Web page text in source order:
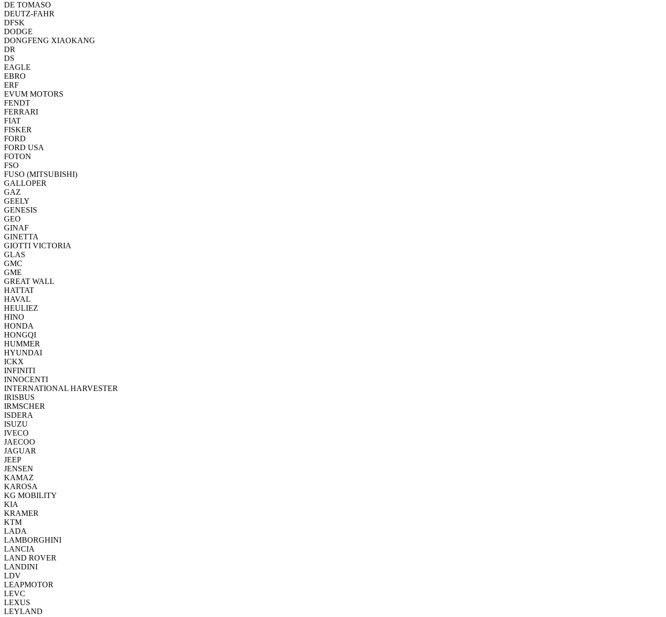
DE TOMASO
DEUTZ-FAHR
DFSK
DODGE
DONGFENG XIAOKANG
DR
DS
EAGLE
EBRO
ERF
EVUM MOTORS
FENDT
FERRARI
FIAT
FISKER
FORD
FORD USA
FOTON
FSO
FUSO (MITSUBISHI)
GALLOPER
GAZ
GEELY
GENESIS
GEO
GINAF
GINETTA
GIOTTI VICTORIA
GLAS
GMC
GME
GREAT WALL
HATTAT
HAVAL
HEULIEZ
HINO
HONDA
HONGQI
HUMMER
HYUNDAI
ICKX
INFINITI
INNOCENTI
INTERNATIONAL HARVESTER
IRISBUS
IRMSCHER
ISDERA
ISUZU
IVECO
JAECOO
JAGUAR
JEEP
JENSEN
KAMAZ
KAROSA
KG MOBILITY
KIA
KRAMER
KTM
LADA
LAMBORGHINI
LANCIA
LAND ROVER
LANDINI
LDV
LEAPMOTOR
LEVC
LEXUS
LEYLAND